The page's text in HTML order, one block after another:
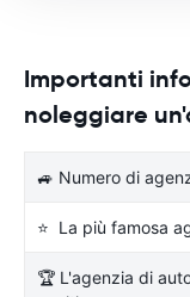
Importanti
noleggiare
🚙 Numero di
⭐ La più famosa
🏆 L'agenzia di